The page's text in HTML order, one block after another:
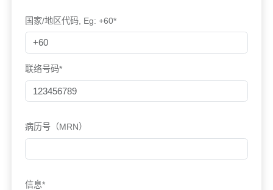
国家/地区代码, Eg: +60*
联络号码*
病历号（MRN）
信息*